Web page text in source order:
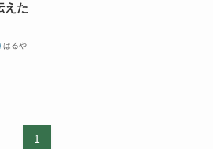
えた
はるや
1